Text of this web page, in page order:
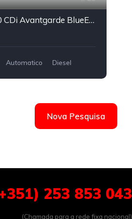
Mercedes-Benz E 250 CDi Avantgarde BlueEfficiency Auto
Automatico Diesel
Nova Pesquisa
253 853 043
(Chamada para a rede fixa nacional)